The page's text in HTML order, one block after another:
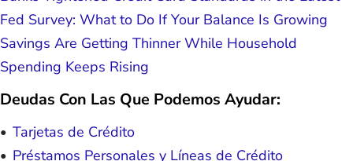
Fed Survey: What to Do If Your Balance Is Growing
Savings Are Getting Thinner While Household
Spending Keeps Rising
Deudas Con Las Que Podemos Ayudar:
Tarjetas de Crédito
Préstamos Personales y Líneas de Crédito